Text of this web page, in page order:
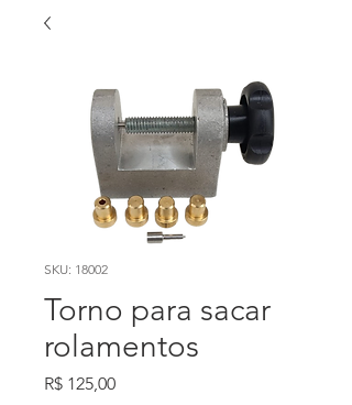
SKU: 18002
Torno para sacar
rolamentos
R$ 125,00Preço